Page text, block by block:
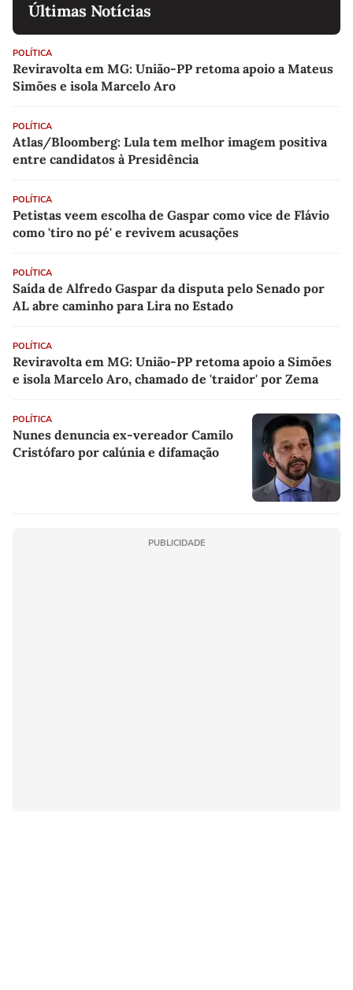
Últimas Notícias
POLÍTICA
Reviravolta em MG: União-PP retoma apoio a Mateus
Simões e isola Marcelo Aro
POLÍTICA
Atlas/Bloomberg: Lula tem melhor imagem positiva
entre candidatos à Presidência
POLÍTICA
Petistas veem escolha de Gaspar como vice de Flávio
como 'tiro no pé' e revivem acusações
POLÍTICA
Saída de Alfredo Gaspar da disputa pelo Senado por
AL abre caminho para Lira no Estado
POLÍTICA
Reviravolta em MG: União-PP retoma apoio a Simões
e isola Marcelo Aro, chamado de 'traidor' por Zema
POLÍTICA
Nunes denuncia ex-vereador Camilo
Cristófaro por calúnia e difamação
PUBLICIDADE